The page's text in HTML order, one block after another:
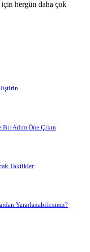
hergün daha çok
Adım Öne Çıkın
Taktikler
Yararlanabilirsiniz?